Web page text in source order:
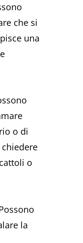
che si
una
o di
o
la